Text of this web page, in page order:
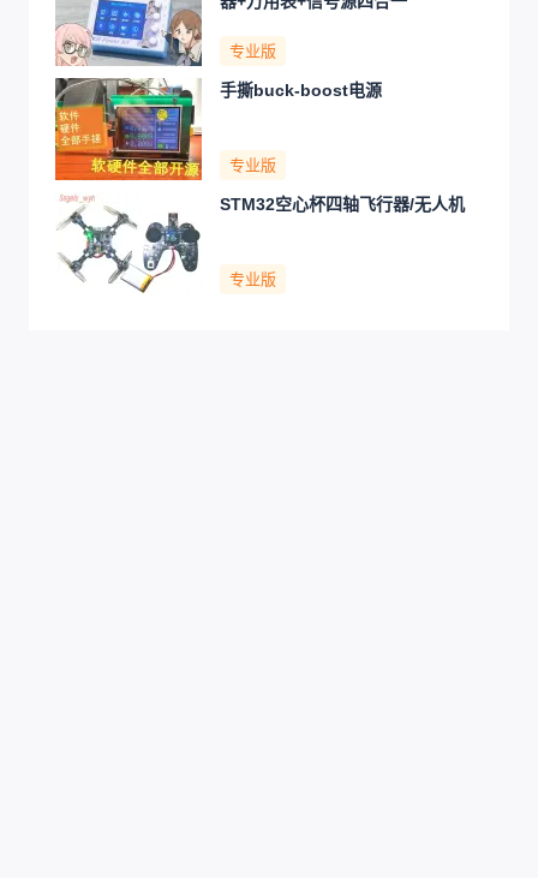
专业版
手撕buck-boost电源
专业版
STM32空心杯四轴飞行器/无人机
专业版